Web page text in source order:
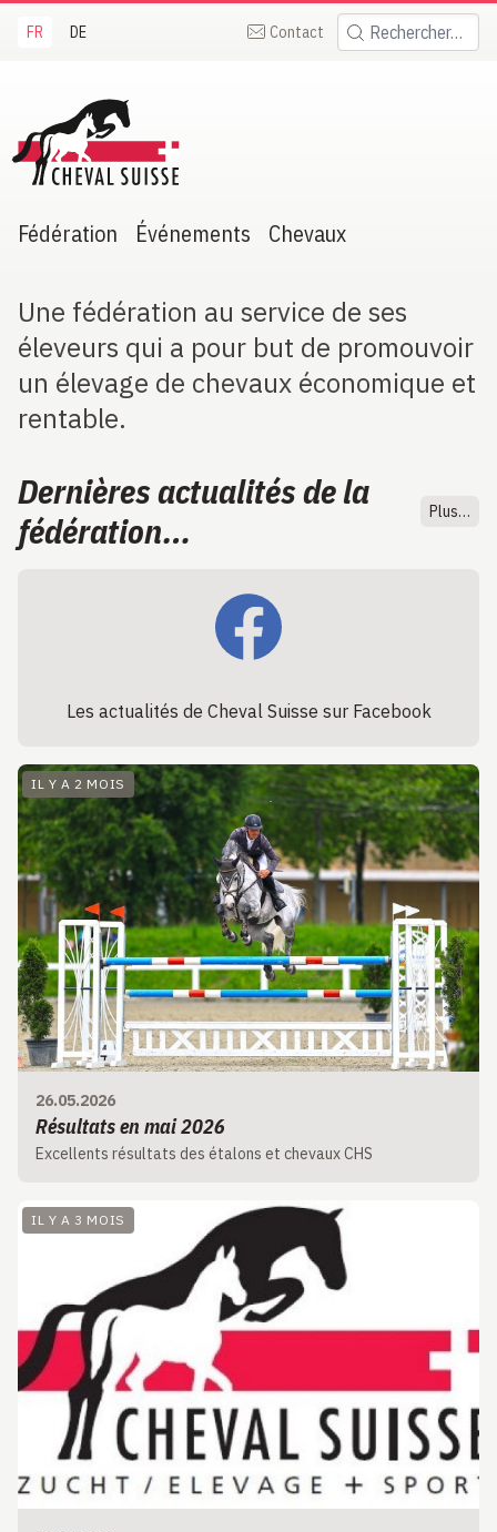
FR DE Contact Rechercher:
Suisse
Fédération Événements Chevaux
Une fédération au service de ses
éleveurs qui a pour but de promouvoir
un élevage de chevaux économique et
rentable.
Dernières actualités de la
fédération…
Plus…
Les actualités de Cheval Suisse sur Facebook
IL Y A 2 MOIS
26.05.2026
Résultats en mai 2026
Excellents résultats des étalons et chevaux CHS
IL Y A 3 MOIS